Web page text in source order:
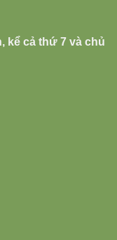
kể cả thứ 7 và chủ